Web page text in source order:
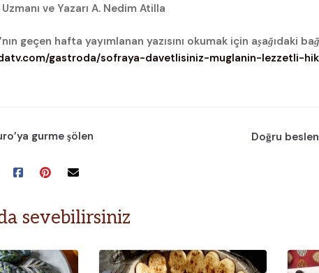
ve Yazarı A. Nedim Atilla
geçen hafta yayımlanan yazısını okumak için aşağıdaki
gastroda/sofraya-davetlisiniz-muglanin-lezzetli-
gurme şölen Doğru
sevebilirsiniz